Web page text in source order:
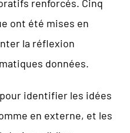
renforcés. Cinq
ont été mises en
la réflexion
données.
identifier les idées
en externe, et les